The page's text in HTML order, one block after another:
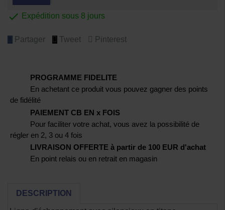
 Expédition sous 8 jours
Partager Tweet Pinterest
PROGRAMME FIDELITE
En achetant ce produit vous pouvez gagner des points
de fidélité
PAIEMENT CB EN x FOIS
Pour faciliter votre achat, vous avez la possibilité de
régler en 2, 3 ou 4 fois
LIVRAISON OFFERTE à partir de 100 EUR d'achat
En point relais ou en retrait en magasin
DESCRIPTION